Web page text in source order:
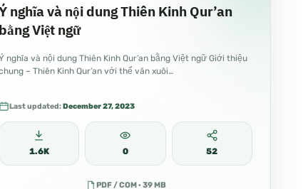
nghĩa và nội dung Thiên Kinh Qur’an
bằng Việt ngữ
nghĩa và nội dung Thiên Kinh Qur’an bằng Việt ngữ Giới thiệu
– Thiên Kinh Qur’an với thể văn xuôi…
Last updated:December 27, 2023
1.6K 0 52
PDF / COM · 39 MB